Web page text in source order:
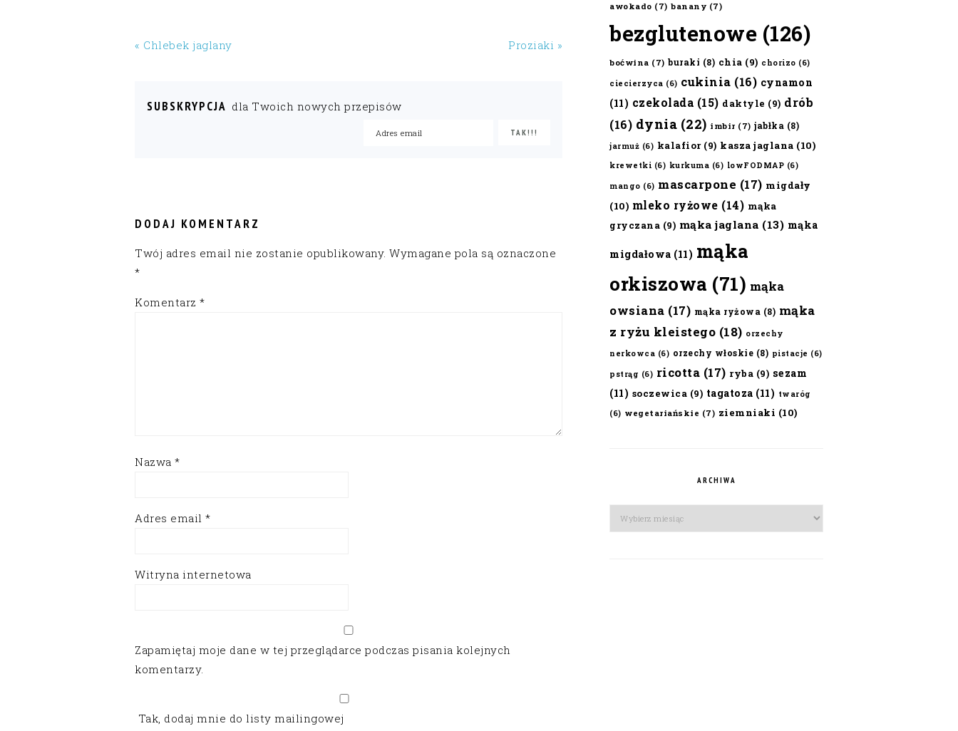
« Chlebek jaglany Proziaki »
SUBSKRYPCJA dla Twoich nowych przepisów
DODAJ KOMENTARZ
Twój adres email nie zostanie opublikowany. Wymagane pola są oznaczone
*
Komentarz *
Nazwa *
Adres email *
Witryna internetowa
Zapamiętaj moje dane w tej przeglądarce podczas pisania kolejnych
komentarzy.
Tak, dodaj mnie do listy mailingowej
awokado (7) banany (7)
bezglutenowe (126)
boćwina (7) buraki (8) chia (9) chorizo (6)
ciecierzyca (6) cukinia (16) cynamon
(11) czekolada (15) daktyle (9) drób
(16) dynia (22) imbir (7) jabłka (8)
jarmuż (6) kalafior(9) kasza jaglana (10)
krewetki (6) kurkuma (6) lowFODMAP (6)
mango (6) mascarpone (17) migdały
(10) mleko ryżowe (14) mąka
gryczana (9) mąka jaglana (13) mąka
migdałowa (11) mąka
orkiszowa (71) mąka
owsiana (17) mąka ryżowa (8) mąka
z ryżu kleistego (18) orzechy
nerkowca (6) orzechy włoskie (8) pistacje (6)
pstrąg (6) ricotta (17) ryba (9) sezam
(11) soczewica (9) tagatoza (11) twaróg
(6) wegetariańskie (7) ziemniaki (10)
ARCHIWA
Archiwa